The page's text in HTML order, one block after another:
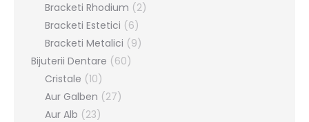
Bracketi Rhodium (2)
Bracketi Estetici (6)
Bracketi Metalici (9)
Bijuterii Dentare (60)
Cristale (10)
Aur Galben (27)
Aur Alb (23)